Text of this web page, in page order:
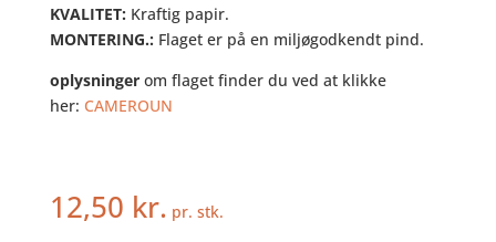
KVALITET: Kraftig papir.
MONTERING.: Flaget er på en miljøgodkendt pind.
oplysningerom flaget finder du ved at klikke
her: CAMEROUN
12,50 kr. pr. stk.